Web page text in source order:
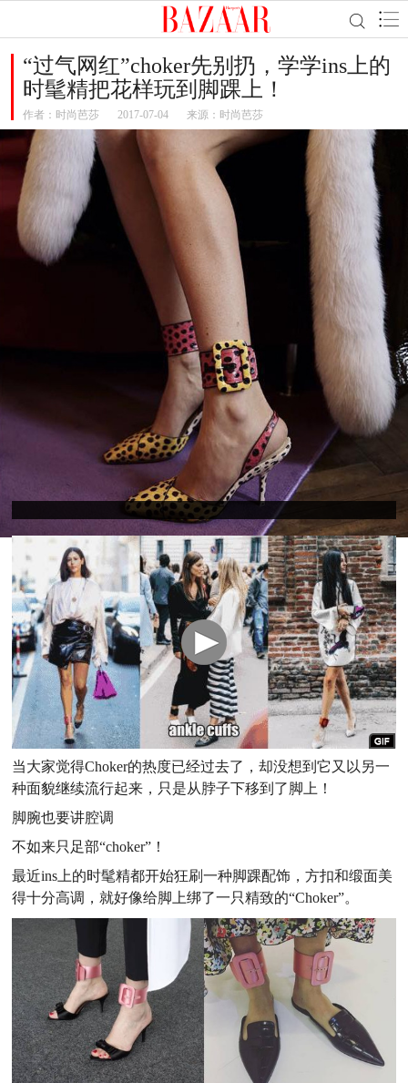
“过气网红”choker先别扔，学学ins上的
时髦精把花样玩到脚踝上！
作者： 时尚芭莎 2017-07-04 来源：时尚芭莎
当大家觉得Choker的热度已经过去了，却没想到它又以另一
种面貌继续流行起来，只是从脖子下移到了脚上！
脚腕也要讲腔调
不如来只足部“choker”！
最近ins上的时髦精都开始狂刷一种脚踝配饰，方扣和缎面美
得十分高调，就好像给脚上绑了一只精致的“Choker”。